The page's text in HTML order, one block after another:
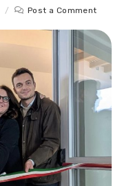
/ Post a Comment